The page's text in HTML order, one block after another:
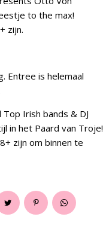
to the max!
zijn.
Entree is helemaal
Irish bands & DJ
in het Paard van Troje!
zijn om binnen te